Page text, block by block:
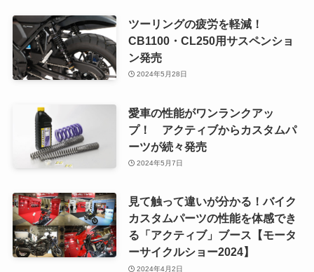
ツーリングの疲労を軽減！
CB1100・CL250用サスペンショ
ン発売
2024年5月28日
愛車の性能がワンランクアッ
プ！ アクティブからカスタムパ
ーツが続々発売
2024年5月7日
見て触って違いが分かる！バイク
カスタムパーツの性能を体感でき
る「アクティブ」ブース【モータ
ーサイクルショー2024】
2024年4月2日